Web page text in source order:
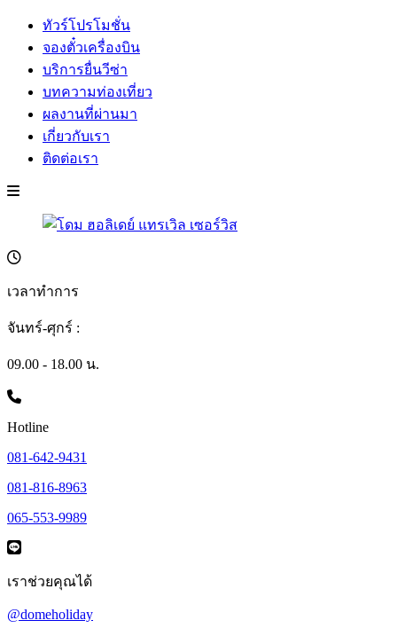
ทัวร์โปรโมชั่น
จองตั๋วเครื่องบิน
บริการยื่นวีซ่า
บทความท่องเที่ยว
ผลงานที่ผ่านมา
เกี่ยวกับเรา
ติดต่อเรา
เวลาทำการ
จันทร์-ศุกร์ :
09.00 - 18.00 น.
Hotline
081-642-9431
081-816-8963
065-553-9989
เราช่วยคุณได้
@domeholiday